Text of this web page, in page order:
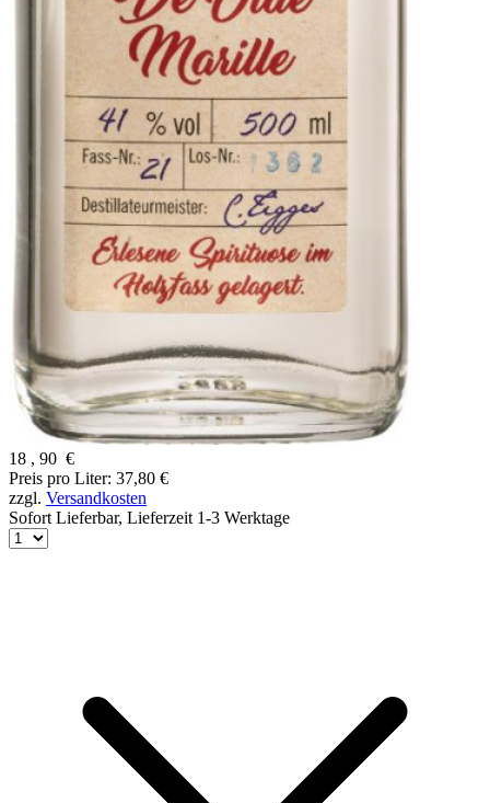
18 , 90 €
Preis pro Liter: 37,80 €
zzgl. Versandkosten
Sofort Lieferbar, Lieferzeit 1-3 Werktage